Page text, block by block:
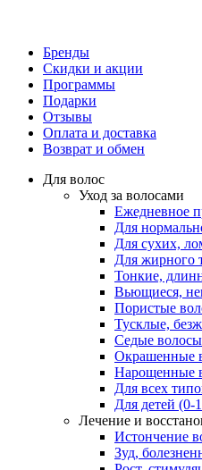
Бренды
Скидки и акции
Программы
Подарки
Отзывы
Оплата и доставка
Возврат и обмен
Для волос
Уход за волосами
Ежедневное
Для
Для сухих,
Для жирного
Тонкие,
Вьющиеся,
Пористые
Тусклые,
Седые волосы
Окрашенные
Нарощенные
Для всех
Для детей (0-
Лечение и
Истончение
Зуд,